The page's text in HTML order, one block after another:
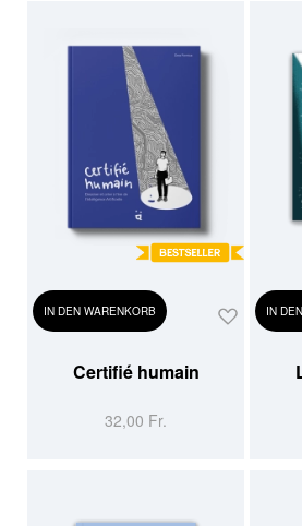
IN DEN WARENKORB
Certifié humain
32,00 Fr.
IN